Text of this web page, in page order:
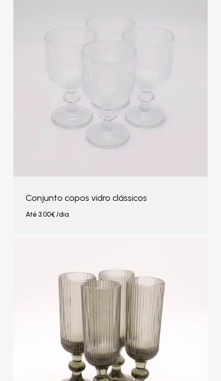
Conjunto copos vidro clássicos
Até 3.00€/dia